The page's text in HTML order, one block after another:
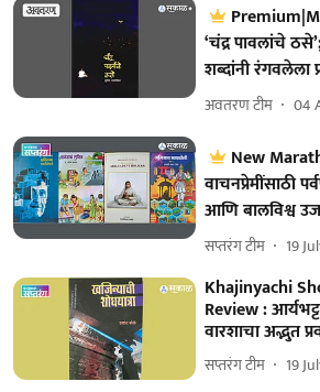
‘चंद्र पावलांचे
शब्दांनी रंगवलेला
अवतरण टीम 04
New
वाचनप्रेमींसाठी
आणि बालविश्व
सप्तरंग टीम 19
Khajinyachi
Review :
वारशाचा अद्भुत
सप्तरंग टीम 19